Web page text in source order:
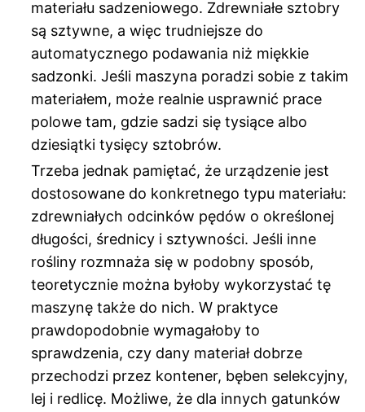
materiału sadzeniowego. Zdrewniałe sztobry
są sztywne, a więc trudniejsze do
automatycznego podawania niż miękkie
sadzonki. Jeśli maszyna poradzi sobie z takim
materiałem, może realnie usprawnić prace
polowe tam, gdzie sadzi się tysiące albo
dziesiątki tysięcy sztobrów.
Trzeba jednak pamiętać, że urządzenie jest
dostosowane do konkretnego typu materiału:
zdrewniałych odcinków pędów o określonej
długości, średnicy i sztywności. Jeśli inne
rośliny rozmnaża się w podobny sposób,
teoretycznie można byłoby wykorzystać tę
maszynę także do nich. W praktyce
prawdopodobnie wymagałoby to
sprawdzenia, czy dany materiał dobrze
przechodzi przez kontener, bęben selekcyjny,
lej i redlicę. Możliwe, że dla innych gatunków